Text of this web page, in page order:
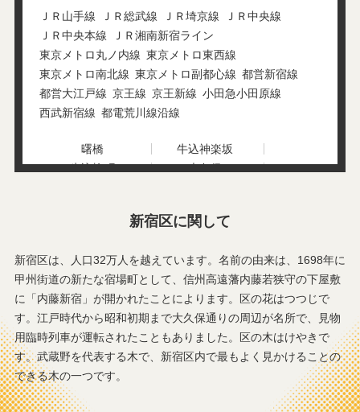
新小川町
新宿
水道町
須賀町
住吉町
大京町
高田馬場
箪笥町
築地町
津久戸町
筑土八幡町
戸塚町
富久町
戸山
内藤町
ＪＲ山手線 ＪＲ総武線 ＪＲ埼京線
ＪＲ中央線
ＪＲ中央本線
ＪＲ湘南新宿ライン
東京メトロ丸ノ内線 東京メトロ東西線
東京メトロ南北線 東京メトロ副都心線 都営新宿線
都営大江戸線 京王線 京王新線 小田急小田原線
西武新宿線 都電荒川線沿線
曙橋
牛込神楽坂
牛込柳町
大久保
信濃町
新宿
新宿御苑前
新宿三丁目
新宿西口
新線新宿
西武新宿
高田馬場
都庁前
中井
西新宿
西新宿五丁目
西早稲田
東新宿
四谷三丁目
新宿区に関して
新宿区は、人口32万人を越えています。名前の由来は、1698年に
甲州街道の新たな宿場町として、信州高遠藩内藤若狭守の下屋敷
に「内藤新宿」が開かれたことによります。区の花はつつじで
す。江戸時代から昭和初期まで大久保通りの周辺が名所で、見物
用臨時列車が運転されたこともありました。区の木はけやきで
す。武蔵野を代表する木で、新宿区内で最もよく見かけることの
できる木の一つです。